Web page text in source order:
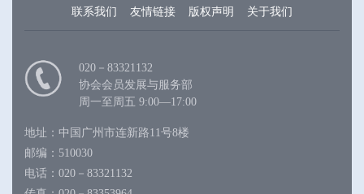
联系我们 友情链接 版权声明 关于我们
020－83321132
协会会员发展与服务部
周一至周五 9:00—17:00
地址：中国广州市连新路11号8楼
邮编：510030
电话：020－83321132